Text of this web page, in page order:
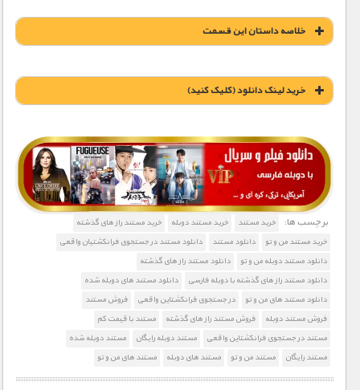
خلاصه داستان این قسمت
خريد لينک دانلود (کليک کنيد)
1900 تومان – خريد لينک دانلود (افزودن به سبد خريد)
برچسب ها: خرید مستند خرید مستند دوبله
خرید مستند راز های گذشته
خرید مستند من و تو
دانلود مستند
دانلود مستند در جستجوی فرانکشتیان واقعی
دانلود مستند دوبله من و تو
دانلود مستند راز های گذشته
دانلود مستند راز های گذشته با دوبله فارسی
دانلود مستند های دوبله شده
دانلود مستند های من و تو
در جستجوی فرانکشتاین واقعی
فروش مستند
فروش مستند دوبله
فروش مستند راز های گذشته
مستند با قیمت کم
مستند در جستجوی فرانکشتاین واقعی
مستند دوبله رایگان
مستند دوبله شده
مستند رایگان
مستند من و تو مستند های دوبله مستند های من و تو